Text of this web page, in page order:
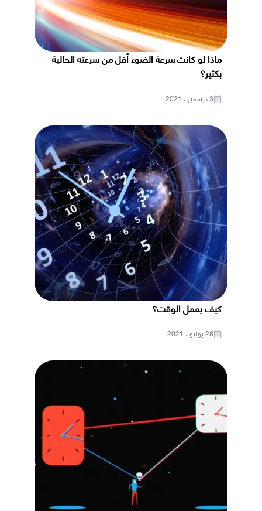
ماذا لو كانت سرعة الضوء أقل من سرعته الحالية
بكثير؟
3 ديسمبر ، 2021
كيف يعمل الوقت؟
28 يونيو ، 2021